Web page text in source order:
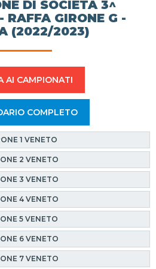
DI SOCIETÀ 3^
RAFFA GIRONE G -
(2022/2023)
AI CAMPIONATI
COMPLETO
1 VENETO
2 VENETO
3 VENETO
4 VENETO
5 VENETO
6 VENETO
7 VENETO